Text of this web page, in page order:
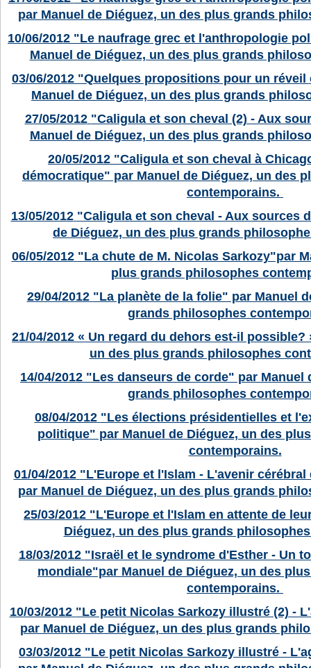
par Manuel de Diéguez, un des plus grands
10/06/2012 "Le naufrage grec et l'anthropologie
Manuel de Diéguez, un des plus grands
03/06/2012 "Quelques propositions pour un réveil
Manuel de Diéguez, un des plus grands
27/05/2012 "Caligula et son cheval (2) - Aux
Manuel de Diéguez, un des plus grands
20/05/2012 "Caligula et son cheval à
démocratique" par Manuel de Diéguez, un des
contemporains.
13/05/2012 "Caligula et son cheval - Aux sources
de Diéguez, un des plus grands
06/05/2012 "La chute de M. Nicolas Sarkozy"par
plus grands philosophes
29/04/2012 "La planète de la folie" par Manuel
grands philosophes
21/04/2012 « Un regard du dehors est-il possible?
un des plus grands philosophes
14/04/2012 "Les danseurs de corde" par Manuel
grands philosophes
08/04/2012 "Les élections présidentielles et
politique" par Manuel de Diéguez, un des
contemporains.
01/04/2012 "L'Europe et l'Islam - L'avenir
par Manuel de Diéguez, un des plus grands
25/03/2012 "L'Europe et l'Islam en attente de
Diéguez, un des plus grands
18/03/2012 "Israël et le syndrome d'Esther - Un
mondiale"par Manuel de Diéguez, un des
contemporains.
10/03/2012 "Le petit Nicolas Sarkozy illustré (2) -
par Manuel de Diéguez, un des plus grands
03/03/2012 "Le petit Nicolas Sarkozy illustré -